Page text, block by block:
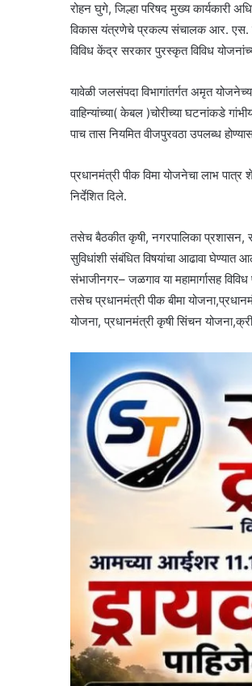
रोहन घुगे, जिल्हा परिषद मुख्य कार्यकारी
विकास यंत्रणेचे प्रकल्प संचालक आर. एस.
विविध केंद्र सरकार पुरस्कृत विविध
यावेळी जलसंपदा विभागांतर्गत अमृत
वाहिन्यांच्या( केबल )चोरीच्या घटनांकडे
पाच तास नियमित वीजपुरवठा उपलब्ध
प्रधानमंत्री पीक विमा योजनेचा लाभ पात्र
निर्देशित दिले.
तसेच बैठकीत कृषी, नगरपालिका प्रशासन,
सुविधांशी संबंधित विषयांचा आढावा घेण्यात
संभाजीनगर– जळगाव या महामार्गासह
तसेच प्रधानमंत्री पीक बीमा
योजना, प्रधानमंत्री कृषी सिंचन